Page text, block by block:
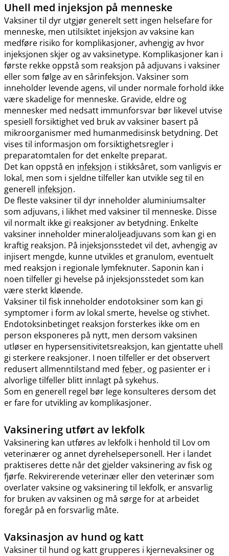
Uhell med injeksjon på menneske
Vaksiner til dyr utgjør generelt sett ingen helsefare for
menneske, men utilsiktet injeksjon av vaksine kan
medføre risiko for komplikasjoner, avhengig av hvor
injeksjonen skjer og av vaksinetype. Komplikasjoner kan i
første rekke oppstå som reaksjon på adjuvans i vaksiner
eller som følge av en sårinfeksjon. Vaksiner som
inneholder levende agens, vil under normale forhold ikke
være skadelige for menneske. Gravide, eldre og
mennesker med nedsatt immunforsvar bør likevel utvise
spesiell forsiktighet ved bruk av vaksiner basert på
mikroorganismer med humanmedisinsk betydning. Det
vises til informasjon om forsiktighetsregler i
preparatomtalen for det enkelte preparat.
Det kan oppstå en infeksjon i stikksåret, som vanligvis er
lokal, men som i sjeldne tilfeller kan utvikle seg til en
generell infeksjon.
De fleste vaksiner til dyr inneholder aluminiumsalter
som adjuvans, i likhet med vaksiner til menneske. Disse
vil normalt ikke gi reaksjoner av betydning. Enkelte
vaksiner inneholder mineraloljeadjuvans som kan gi en
kraftig reaksjon. På injeksjonsstedet vil det, avhengig av
injisert mengde, kunne utvikles et granulom, eventuelt
med reaksjon i regionale lymfeknuter. Saponin kan i
noen tilfeller gi hevelse på injeksjonsstedet som kan
være sterkt kløende.
Vaksiner til fisk inneholder endotoksiner som kan gi
symptomer i form av lokal smerte, hevelse og stivhet.
Endotoksinbetinget reaksjon forsterkes ikke om en
person eksponeres på nytt, men dersom vaksinen
utløser en hypersensitivitetsreaksjon, kan gjentatte uhell
gi sterkere reaksjoner. I noen tilfeller er det observert
redusert allmenntilstand med feber, og pasienter er i
alvorlige tilfeller blitt innlagt på sykehus.
Som en generell regel bør lege konsulteres dersom det
er fare for utvikling av komplikasjoner.
Vaksinering utført av lekfolk
Vaksinering kan utføres av lekfolk i henhold til Lov om
veterinærer og annet dyrehelsepersonell. Her i landet
praktiseres dette når det gjelder vaksinering av fisk og
fjørfe. Rekvirerende veterinær eller den veterinær som
overlater vaksine og vaksinering til lekfolk, er ansvarlig
for bruken av vaksinen og må sørge for at arbeidet
foregår på en forsvarlig måte.
Vaksinasjon av hund og katt
Vaksiner til hund og katt grupperes i kjernevaksiner og